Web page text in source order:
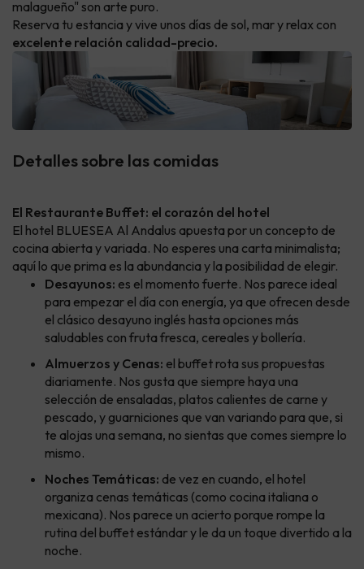
malagueño" son arte puro.
Reserva tu estancia y vive unos días de sol, mar y relax con
excelente relación calidad-precio.
Detalles sobre las comidas
El Restaurante Buffet: el corazón del hotel
El hotel BLUESEA Al Andalus apuesta por un concepto de
cocina abierta y variada. No esperes una carta minimalista;
aquí lo que prima es la abundancia y la posibilidad de elegir.
Desayunos: es el momento fuerte. Nos parece ideal
para empezar el día con energía, ya que ofrecen desde
el clásico desayuno inglés hasta opciones más
saludables con fruta fresca, cereales y bollería.
Almuerzos y Cenas: el buffet rota sus propuestas
diariamente. Nos gusta que siempre haya una
selección de ensaladas, platos calientes de carne y
pescado, y guarniciones que van variando para que, si
te alojas una semana, no sientas que comes siempre lo
mismo.
Noches Temáticas: de vez en cuando, el hotel
organiza cenas temáticas (como cocina italiana o
mexicana). Nos parece un acierto porque rompe la
rutina del buffet estándar y le da un toque divertido a la
noche.